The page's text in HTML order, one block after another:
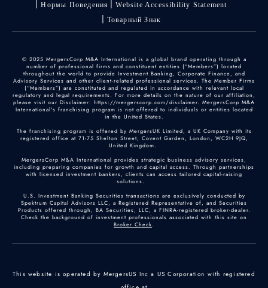
Нормы Поведения
Website Accessibility Statement
Товарный Знак
© 2025 MergersCorp M&A International is a global brand operating through a
number of professional firms and constituent entities (“Members”) located
throughout the world to provide Investment Banking, Corporate Finance, and
Advisory Services and other client-related professional services. The Member Firms
(“Members”) are constituted and regulated in accordance with relevant local
regulatory and legal requirements. For more details on the nature of our affiliation,
please visit our Disclaimer: https://mergerscorp.com/disclaimer. MergersCorp M&A
International's franchising program is not offered to individuals or entities located
in the United States.
The franchising program is offered by MergersUK Limited, a UK Company with its
registered office at 71-75 Shelton Street, Covent Garden, London, WC2H 9JQ,
United Kingdom.
MergersCorp M&A International provides strategic business advisory services,
including preparing companies for growth and capital access. Through partnerships
with licensed investment bankers, clients can access tailored capital-raising
solutions.
U.S. Investment Banking Securities transactions are exclusively conducted by
Spektrum Capital Advisors LLC, a Registered Representative of, and Securities
Products offered through, BA Securities, LLC, a FINRA-registered broker-dealer.
Check the background of investment professionals associated with this site on
Broker Check.
This website is operated by MergersUS Inc a US Corporation with registered